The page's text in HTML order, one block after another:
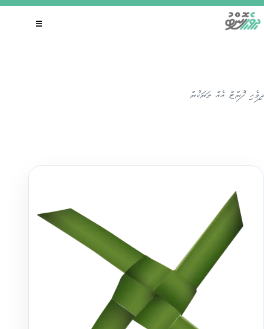
Skip
to
☰
ދިވެހި ފޮންޓް އެއް ތަނަކުން